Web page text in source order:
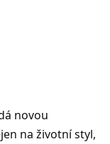
novou
na životní styl,